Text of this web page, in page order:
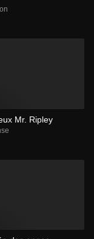
Mr. Ripley